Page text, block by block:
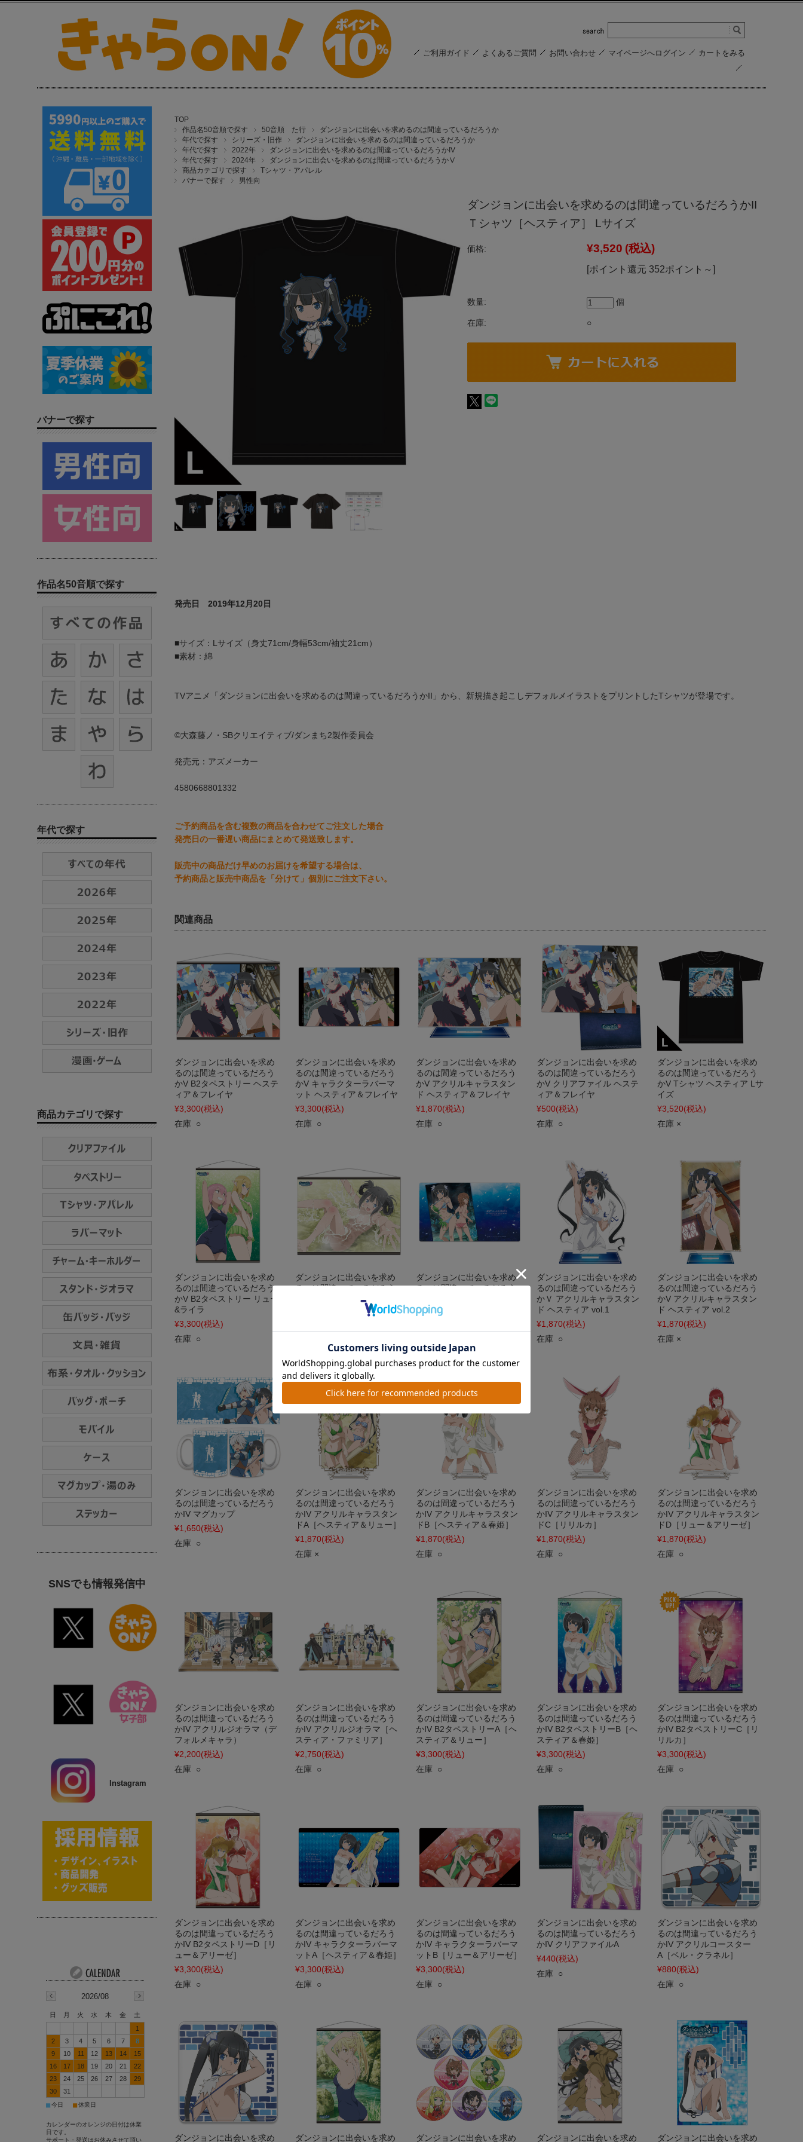
ご利用ガイド よくあるご質問 お問い合わせ マイページへログイン カートをみる
TOP
作品名50音順で探す
50音順 た行
ダンジョンに出会いを求めるのは間違っているだろうか
年代で探す
シリーズ・旧作
ダンジョンに出会いを求めるのは間違っているだろうか
年代で探す
2022年
ダンジョンに出会いを求めるのは間違っているだろうかIV
年代で探す
2024年
ダンジョンに出会いを求めるのは間違っているだろうかⅤ
商品カテゴリで探す
Tシャツ・アパレル
バナーで探す
男性向
ダンジョンに出会いを求めるのは間違っているだろうかII
Ｔシャツ［ヘスティア］ Lサイズ
価格: ¥3,520 (税込)
[ポイント還元 352ポイント～]
数量: 個
在庫: ○
発売日 2019年12月20日
■サイズ：Lサイズ（身丈71cm/身幅53cm/袖丈21cm）
■素材：綿
TVアニメ「ダンジョンに出会いを求めるのは間違っているだろうかII」から、新規描き起こしデフォルメイラストをプリントしたTシャツが登場です。
©大森藤ノ・SBクリエイティブ/ダンまち2製作委員会
発売元：アズメーカー
4580668801332
ご予約商品を含む複数の商品を合わせてご注文した場合
発売日の一番遅い商品にまとめて発送致します。
販売中の商品だけ早めのお届けを希望する場合は、
予約商品と販売中商品を「分けて」個別にご注文下さい。
関連商品
ダンジョンに出会いを求め
るのは間違っているだろう
かV B2タペストリー ヘステ
ィア＆フレイヤ
¥3,300(税込)
在庫 ○
ダンジョンに出会いを求め
るのは間違っているだろう
かV キャラクターラバーマ
ット ヘスティア＆フレイヤ
¥3,300(税込)
在庫 ○
ダンジョンに出会いを求め
るのは間違っているだろう
かV アクリルキャラスタン
ド ヘスティア＆フレイヤ
¥1,870(税込)
在庫 ○
ダンジョンに出会いを求め
るのは間違っているだろう
かV クリアファイル ヘステ
ィア＆フレイヤ
¥500(税込)
在庫 ○
ダンジョンに出会いを求め
るのは間違っているだろう
かV Tシャツ ヘスティア Lサ
イズ
¥3,520(税込)
在庫 ×
ダンジョンに出会いを求め
るのは間違っているだろう
かV B2タペストリー リュー
&ライラ
¥3,300(税込)
在庫 ○
ダンジョンに出会いを求め
るのは間違っているだろう
かV B2タペストリー ヘステ
ダンジョンに出会いを求め
るのは間違っているだろう
ット ヘスティア&リリルカ
ダンジョンに出会いを求め
るのは間違っているだろう
かＶ アクリルキャラスタン
ド ヘスティア vol.1
¥1,870(税込)
在庫 ○
ダンジョンに出会いを求め
るのは間違っているだろう
かV アクリルキャラスタン
ド ヘスティア vol.2
¥1,870(税込)
在庫 ×
ダンジョンに出会いを求め
るのは間違っているだろう
かIV マグカップ
¥1,650(税込)
在庫 ○
ダンジョンに出会いを求め
るのは間違っているだろう
かIV アクリルキャラスタン
ドA［ヘスティア＆リュー］
¥1,870(税込)
在庫 ×
ダンジョンに出会いを求め
るのは間違っているだろう
かIV アクリルキャラスタン
ドB［ヘスティア＆春姫］
¥1,870(税込)
在庫 ○
ダンジョンに出会いを求め
るのは間違っているだろう
かIV アクリルキャラスタン
ドC［リリルカ］
¥1,870(税込)
在庫 ○
ダンジョンに出会いを求め
るのは間違っているだろう
かIV アクリルキャラスタン
ドD［リュー＆アリーゼ］
¥1,870(税込)
在庫 ○
ダンジョンに出会いを求め
るのは間違っているだろう
かIV アクリルジオラマ（デ
フォルメキャラ）
¥2,200(税込)
在庫 ○
ダンジョンに出会いを求め
るのは間違っているだろう
かIV アクリルジオラマ［ヘ
スティア・ファミリア］
¥2,750(税込)
在庫 ○
ダンジョンに出会いを求め
るのは間違っているだろう
かIV B2タペストリーA［ヘ
スティア＆リュー］
¥3,300(税込)
在庫 ○
ダンジョンに出会いを求め
るのは間違っているだろう
かIV B2タペストリーB［ヘ
スティア＆春姫］
¥3,300(税込)
在庫 ○
ダンジョンに出会いを求め
るのは間違っているだろう
かIV B2タペストリーC［リ
リルカ］
¥3,300(税込)
在庫 ○
ダンジョンに出会いを求め
るのは間違っているだろう
かIV B2タペストリーD［リ
ュー＆アリーゼ］
¥3,300(税込)
在庫 ○
ダンジョンに出会いを求め
るのは間違っているだろう
かIV キャラクターラバーマ
ットA［ヘスティア＆春姫］
¥3,300(税込)
在庫 ○
ダンジョンに出会いを求め
るのは間違っているだろう
かIV キャラクターラバーマ
ットB［リュー＆アリーゼ］
¥3,300(税込)
在庫 ○
ダンジョンに出会いを求め
るのは間違っているだろう
かIV クリアファイルA
¥440(税込)
在庫 ○
ダンジョンに出会いを求め
るのは間違っているだろう
かIV アクリルコースター
A［ベル・クラネル］
¥880(税込)
在庫 ○
ダンジョンに出会いを求め ダンジョンに出会いを求め ダンジョンに出会いを求め ダンジョンに出会いを求め ダンジョンに出会いを求め
バナーで探す
作品名50音順で探す
年代で探す
商品カテゴリで探す
SNSでも情報発信中
Instagram
2026/08
日 月 火 水 木 金
土
1
2
3 4 5 6 7
8
9
10 11 12 13 14
15
16
17 18 19 20 21
22
23
24 25 26 27 28
29
30
31
■今日 ■休業日
カレンダーのオレンジの日付は休業
日です。
サポート・発送はお休みさせて頂い